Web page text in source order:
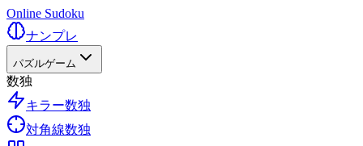
Online Sudoku
ナンプレ
パズルゲーム
数独
キラー数独
対角線数独